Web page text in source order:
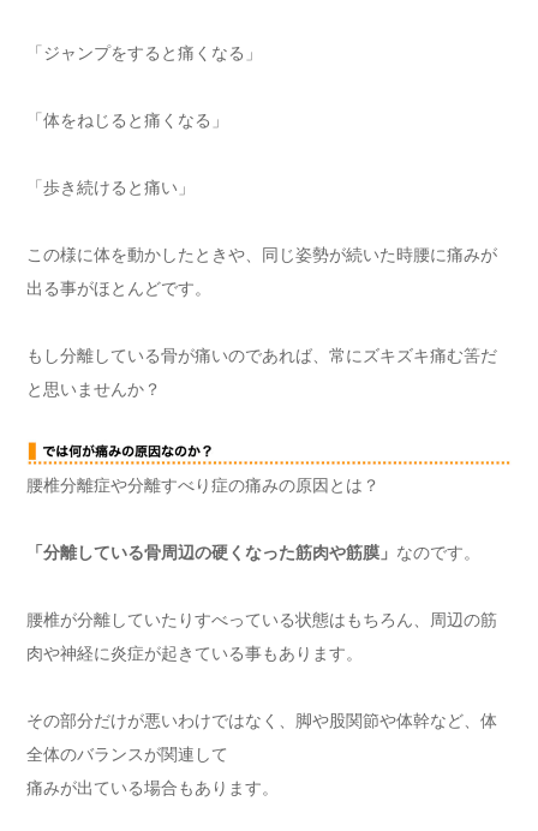
「ジャンプをすると痛くなる」
「体をねじると痛くなる」
「歩き続けると痛い」
この様に体を動かしたときや、同じ姿勢が続いた時腰に痛みが
出る事がほとんどです。
もし分離している骨が痛いのであれば、常にズキズキ痛む筈だ
と思いませんか？
腰椎分離症や分離すべり症の痛みの原因とは？
「分離している骨周辺の硬くなった筋肉や筋膜」 なのです。
腰椎が分離していたりすべっている状態はもちろん、周辺の筋
肉や神経に炎症が起きている事もあります。
その部分だけが悪いわけではなく、脚や股関節や体幹など、体
全体のバランスが関連して
痛みが出ている場合もあります。